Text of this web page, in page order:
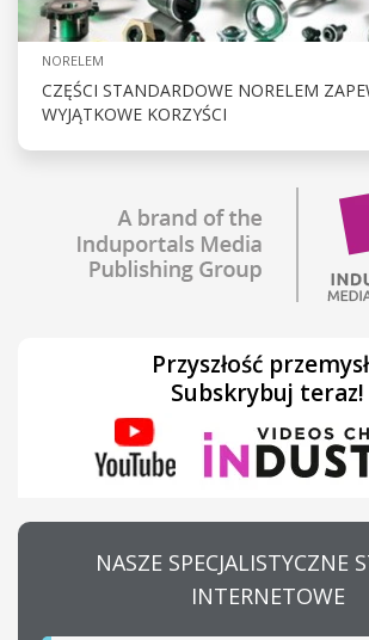
NORELEM
CZĘŚCI STANDARDOWE NORELEM
WYJĄTKOWE KORZYŚCI
Przyszłość
Subskrybuj teraz!
NASZE SPECJALISTYCZNE
INTERNETOWE